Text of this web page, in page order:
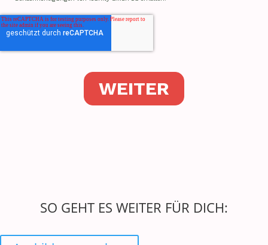
SO GEHT ES WEITER FÜR DICH: